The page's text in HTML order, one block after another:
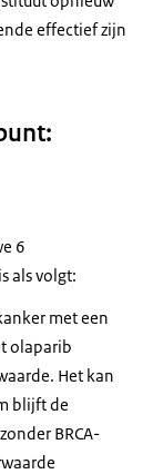
effectief zijn
6
als volgt:
met een
olaparib
Het kan
blijft de
BRCA-